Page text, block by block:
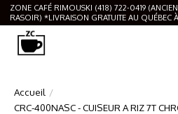
ZONE CAFÉ RIMOUSKI (418) 722-0419
RASOIR) *LIVRAISON GRATUITE AU QUÉBEC
Accueil /
CRC-400NASC - CUISEUR A RIZ 7T